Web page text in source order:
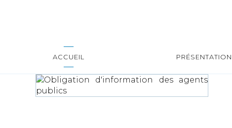
ACCUEIL PRÉSENTATION